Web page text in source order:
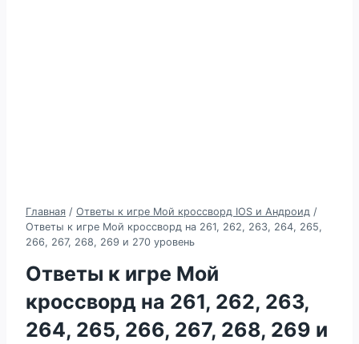
Главная / Ответы к игре Мой кроссворд IOS и Андроид /
Ответы к игре Мой кроссворд на 261, 262, 263, 264, 265,
266, 267, 268, 269 и 270 уровень
Ответы к игре Мой
кроссворд на 261, 262, 263,
264, 265, 266, 267, 268, 269 и